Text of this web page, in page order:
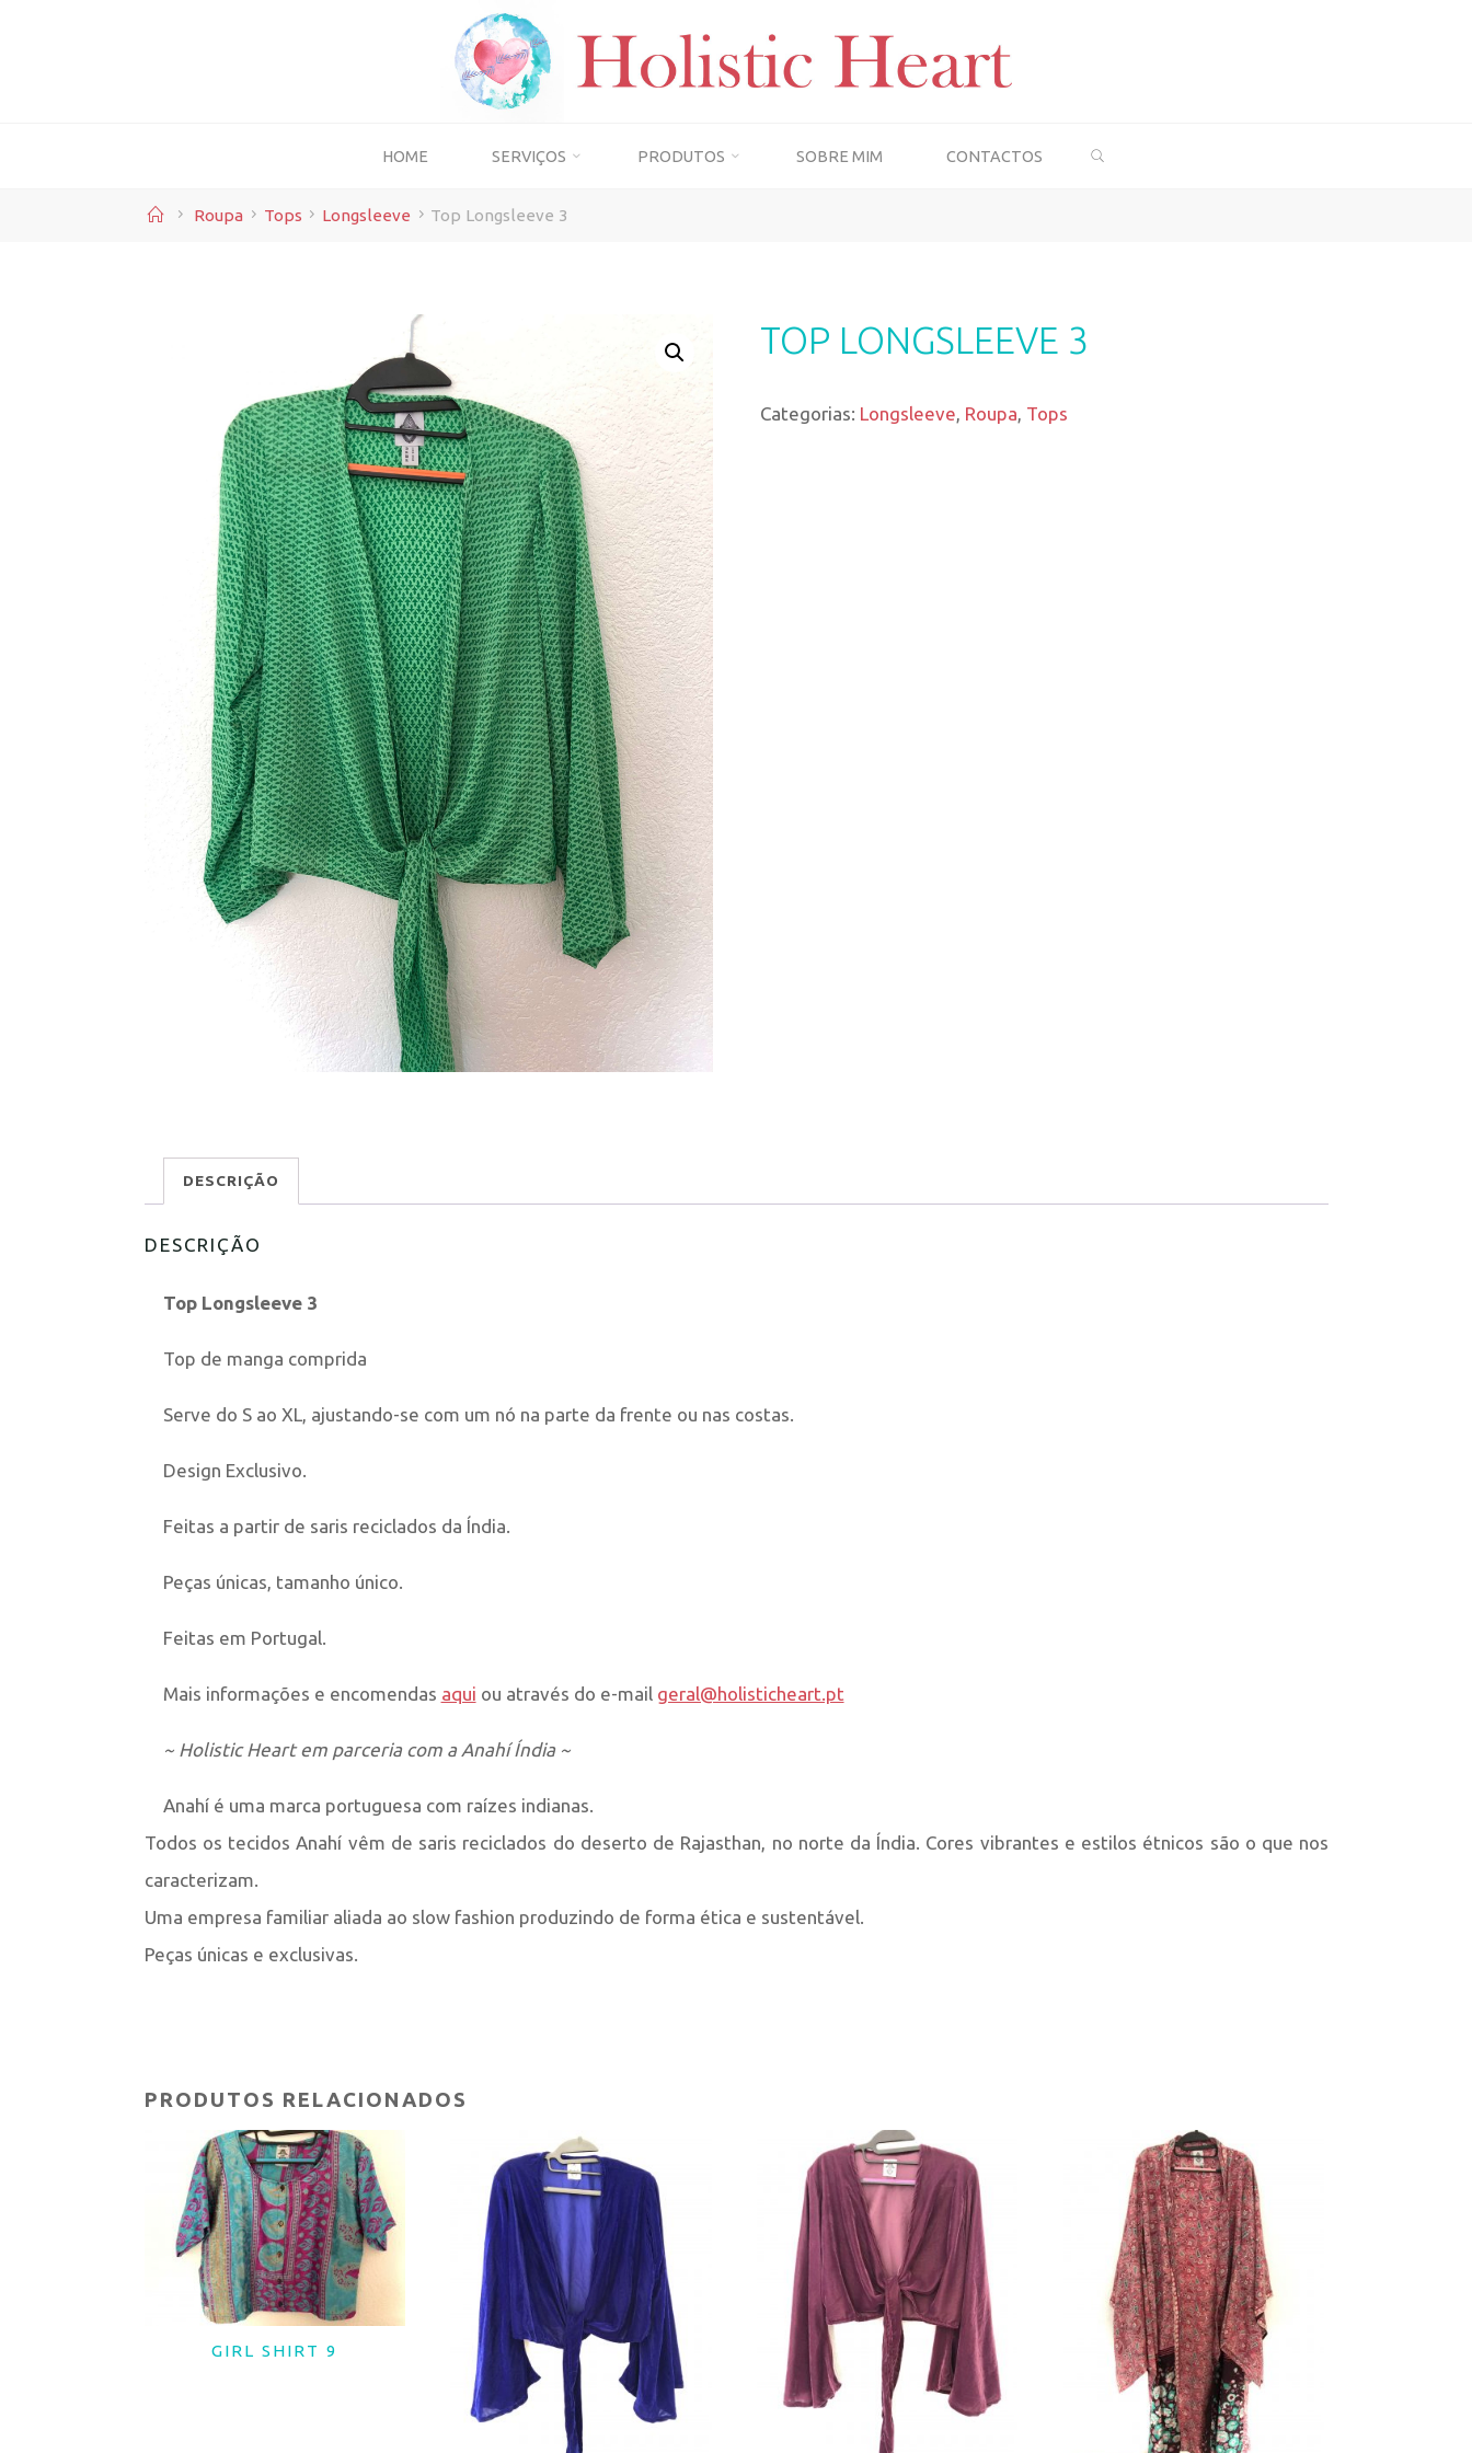
HOME SERVIÇOS PRODUTOS SOBRE MIM CONTACTOS
HomeRoupa Tops Longsleeve Top Longsleeve 3
TOP LONGSLEEVE 3
Categorias: Longsleeve Roupa Tops
DESCRIÇÃO
DESCRIÇÃO
Top Longsleeve 3
Top de manga comprida
Serve do S ao XL, ajustando-se com um nó na parte da frente ou nas costas.
Design Exclusivo.
Feitas a partir de saris reciclados da Índia.
Peças únicas, tamanho único.
Feitas em Portugal.
Mais informações e encomendas aqui ou através do e-mail geral@holisticheart.pt
~ Holistic Heart em parceria com a Anahí Índia ~
Anahí é uma marca portuguesa com raízes indianas.
Todos os tecidos Anahí vêm de saris reciclados do deserto de Rajasthan, no norte da Índia. Cores vibrantes e estilos étnicos são o que nos
caracterizam.
Uma empresa familiar aliada ao slow fashion produzindo de forma ética e sustentável.
Peças únicas e exclusivas.
PRODUTOS RELACIONADOS
LER MAIS
GIRL SHIRT 9